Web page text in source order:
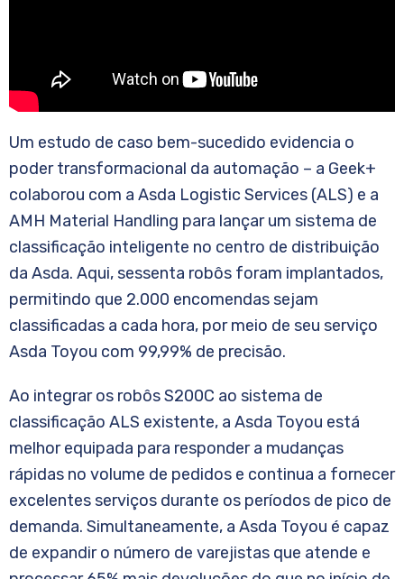
Um estudo de caso bem-sucedido evidencia o
poder transformacional da automação – a Geek+
colaborou com a Asda Logistic Services (ALS) e a
AMH Material Handling para lançar um sistema de
classificação inteligente no centro de distribuição
da Asda. Aqui, sessenta robôs foram implantados,
permitindo que 2.000 encomendas sejam
classificadas a cada hora, por meio de seu serviço
Asda Toyou com 99,99% de precisão.
Ao integrar os robôs S200C ao sistema de
classificação ALS existente, a Asda Toyou está
melhor equipada para responder a mudanças
rápidas no volume de pedidos e continua a fornecer
excelentes serviços durante os períodos de pico de
demanda. Simultaneamente, a Asda Toyou é capaz
de expandir o número de varejistas que atende e